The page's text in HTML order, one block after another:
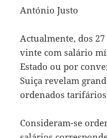
António Justo
Actualmente, dos
vinte com salário
Estado ou por
Suiça revelam
ordenados tarifários
Consideram-se